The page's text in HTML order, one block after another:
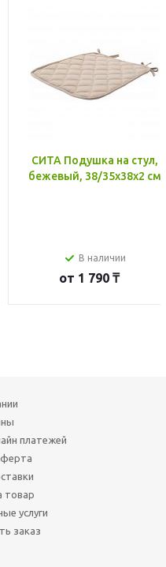
СИТА Подушка на стул,
бежевый, 38/35x38x2 см
В наличии
от 1 790 ₸
платежей
товар
услуги
заказ